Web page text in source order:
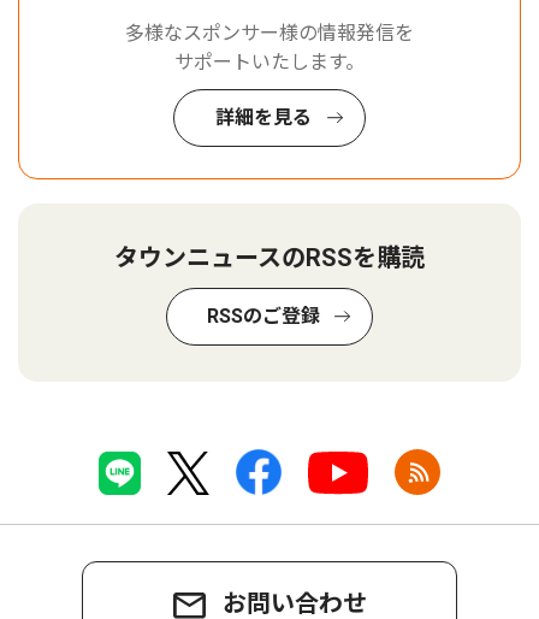
多様なスポンサー様の情報発信を
サポートいたします。
詳細を見る
タウンニュースのRSSを購読
RSSのご登録
お問い合わせ